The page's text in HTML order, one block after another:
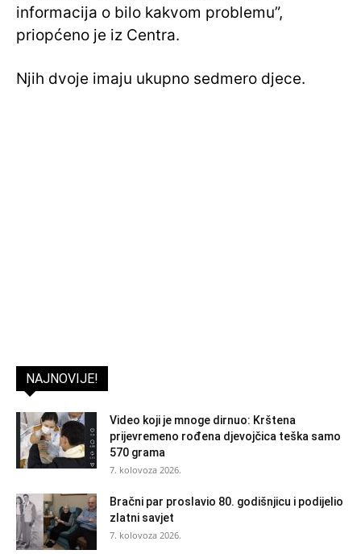
informacija o bilo kakvom problemu”,
priopćeno je iz Centra.
Njih dvoje imaju ukupno sedmero djece.
NAJNOVIJE!
Video koji je mnoge dirnuo: Krštena
prijevremeno rođena djevojčica teška samo
570 grama
7. kolovoza 2026.
Bračni par proslavio 80. godišnjicu i podijelio
zlatni savjet
7. kolovoza 2026.